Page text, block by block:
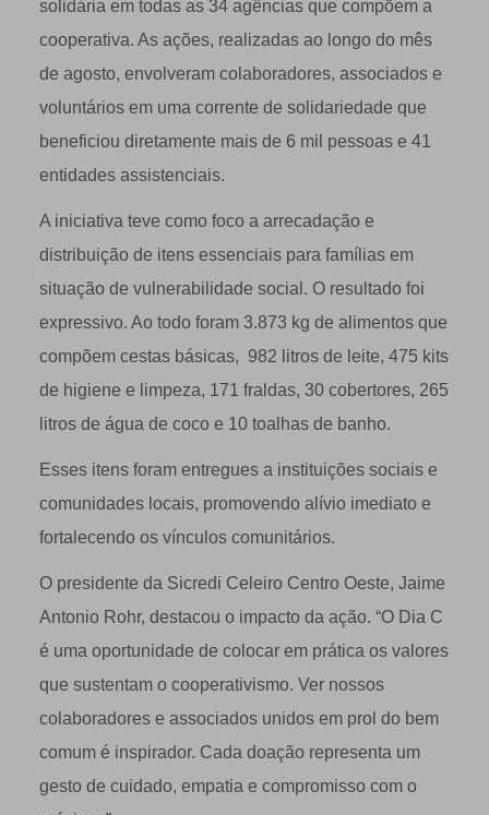
solidária em todas as 34 agências que compõem a
cooperativa. As ações, realizadas ao longo do mês
de agosto, envolveram colaboradores, associados e
voluntários em uma corrente de solidariedade que
beneficiou diretamente mais de 6 mil pessoas e 41
entidades assistenciais.
A iniciativa teve como foco a arrecadação e
distribuição de itens essenciais para famílias em
situação de vulnerabilidade social. O resultado foi
expressivo. Ao todo foram 3.873 kg de alimentos que
compõem cestas básicas, 982 litros de leite, 475 kits
de higiene e limpeza, 171 fraldas, 30 cobertores, 265
litros de água de coco e 10 toalhas de banho.
Esses itens foram entregues a instituições sociais e
comunidades locais, promovendo alívio imediato e
fortalecendo os vínculos comunitários.
O presidente da Sicredi Celeiro Centro Oeste, Jaime
Antonio Rohr, destacou o impacto da ação. “O Dia C
é uma oportunidade de colocar em prática os valores
que sustentam o cooperativismo. Ver nossos
colaboradores e associados unidos em prol do bem
comum é inspirador. Cada doação representa um
gesto de cuidado, empatia e compromisso com o